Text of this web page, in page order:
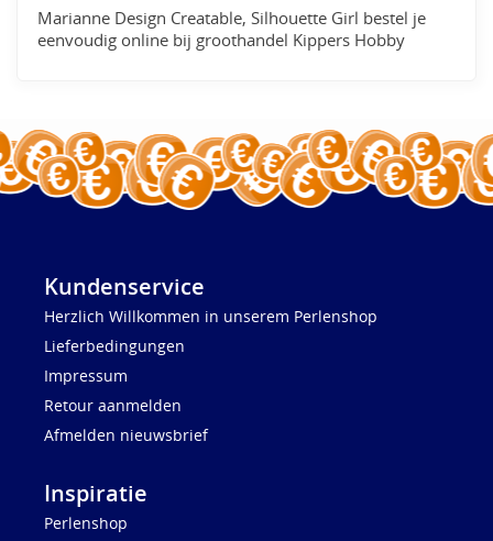
Marianne Design Creatable, Silhouette Girl bestel je
eenvoudig online bij groothandel Kippers Hobby
Kundenservice
Herzlich Willkommen in unserem Perlenshop
Lieferbedingungen
Impressum
Retour aanmelden
Afmelden nieuwsbrief
Inspiratie
Perlenshop